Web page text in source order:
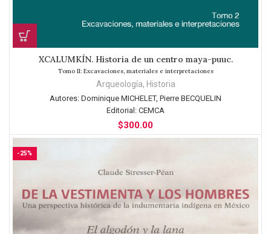
XCALUMKÍN. Historia de un centro maya-puuc.
Tomo II: Excavaciones, materiales e interpretaciones
Arqueología, Historia
Autores: Dominique MICHELET, Pierre BECQUELIN
Editorial: CEMCA
$300.00
-25%